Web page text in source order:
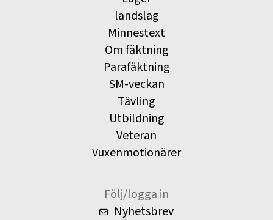
landslag
Minnestext
Om fäktning
Parafäktning
SM-veckan
Tävling
Utbildning
Veteran
Vuxenmotionärer
Följ/logga in
Nyhetsbrev